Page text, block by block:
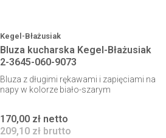
Kegel-Błażusiak
Bluza kucharska Kegel-Błażusiak
2-3645-060-9073
Bluza z długimi rękawami i zapięciami na
napy w kolorze biało-szarym
170,00 zł netto
209,10 zł brutto